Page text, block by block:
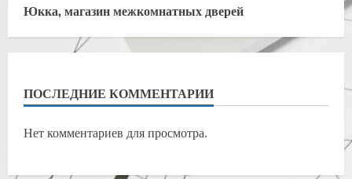
Юкка, магазин межкомнатных дверей
ПОСЛЕДНИЕ КОММЕНТАРИИ
Нет комментариев для просмотра.